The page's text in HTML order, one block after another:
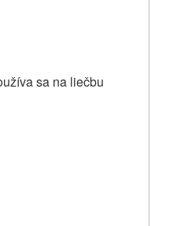
sa na liečbu